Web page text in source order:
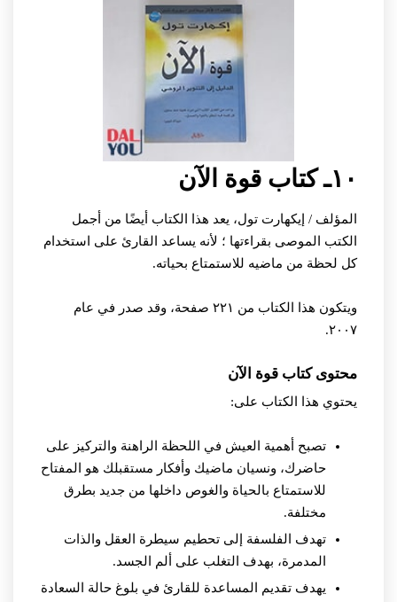
١٠ـ كتاب قوة الآن
المؤلف / إيكهارت تول، يعد هذا الكتاب أيضًا من أجمل
الكتب الموصى بقراءتها ؛ لأنه يساعد القارئ على استخدام
كل لحظة من ماضيه للاستمتاع بحياته.
ويتكون هذا الكتاب من ٢٢١ صفحة، وقد صدر في عام
٢٠٠٧.
محتوى كتاب قوة الآن
يحتوي هذا الكتاب على:
تصبح أهمية العيش في اللحظة الراهنة والتركيز على
حاضرك، ونسيان ماضيك وأفكار مستقبلك هو المفتاح
للاستمتاع بالحياة والغوص داخلها من جديد بطرق
مختلفة.
تهدف الفلسفة إلى تحطيم سيطرة العقل والذات
المدمرة، بهدف التغلب على ألم الجسد.
يهدف تقديم المساعدة للقارئ في بلوغ حالة السعادة